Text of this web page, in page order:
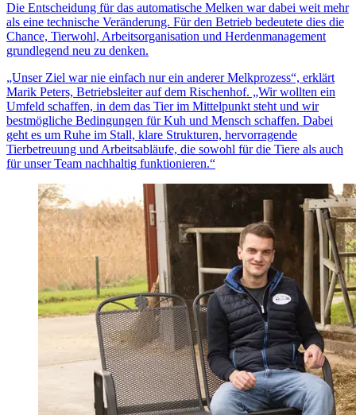
Die Entscheidung für das automatische Melken war dabei weit mehr
als eine technische Veränderung. Für den Betrieb bedeutete dies die
Chance, Tierwohl, Arbeitsorganisation und Herdenmanagement
grundlegend neu zu denken.
„Unser Ziel war nie einfach nur ein anderer Melkprozess“, erklärt
Marik Peters, Betriebsleiter auf dem Rischenhof. „Wir wollten ein
Umfeld schaffen, in dem das Tier im Mittelpunkt steht und wir
bestmögliche Bedingungen für Kuh und Mensch schaffen. Dabei
geht es um Ruhe im Stall, klare Strukturen, hervorragende
Tierbetreuung und Arbeitsabläufe, die sowohl für die Tiere als auch
für unser Team nachhaltig funktionieren.“